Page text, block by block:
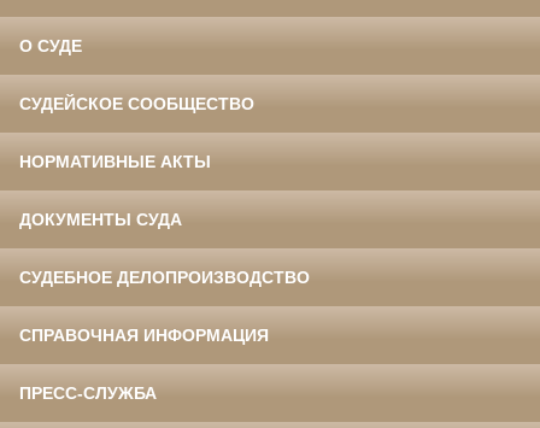
О СУДЕ
СУДЕЙСКОЕ СООБЩЕСТВО
НОРМАТИВНЫЕ АКТЫ
ДОКУМЕНТЫ СУДА
СУДЕБНОЕ ДЕЛОПРОИЗВОДСТВО
СПРАВОЧНАЯ ИНФОРМАЦИЯ
ПРЕСС-СЛУЖБА